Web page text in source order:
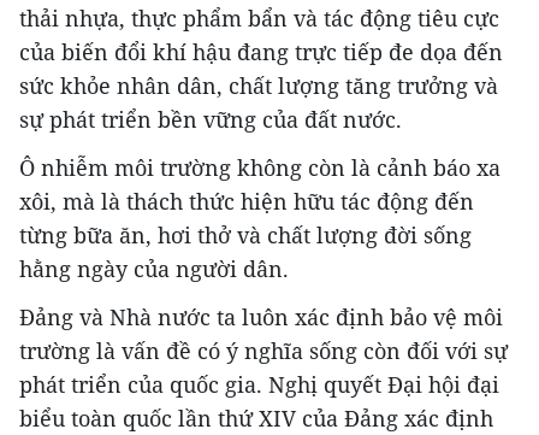
thải nhựa, thực phẩm bẩn và tác động tiêu cực
của biến đổi khí hậu đang trực tiếp đe dọa đến
sức khỏe nhân dân, chất lượng tăng trưởng và
sự phát triển bền vững của đất nước.
Ô nhiễm môi trường không còn là cảnh báo xa
xôi, mà là thách thức hiện hữu tác động đến
từng bữa ăn, hơi thở và chất lượng đời sống
hằng ngày của người dân.
Đảng và Nhà nước ta luôn xác định bảo vệ môi
trường là vấn đề có ý nghĩa sống còn đối với sự
phát triển của quốc gia. Nghị quyết Đại hội đại
biểu toàn quốc lần thứ XIV của Đảng xác định